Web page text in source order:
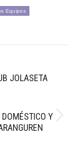
Equipos
JOLASETA
DOMÉSTICO Y